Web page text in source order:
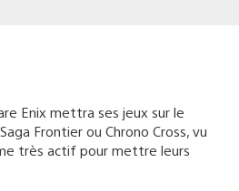
Enix mettra ses jeux sur le
Frontier ou Chrono Cross, vu
très actif pour mettre leurs